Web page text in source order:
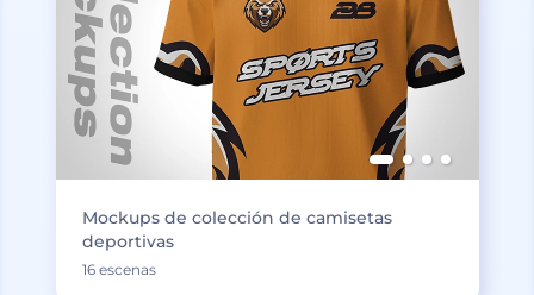
Mockups de colección de camisetas
deportivas
16 escenas